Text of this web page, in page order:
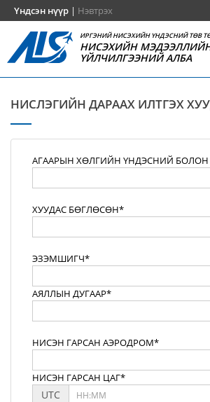
Үндсэн нүүр | Нэвтрэх
ИРГЭНИЙ НИСЭХИЙН ҮНДЭСНИЙ ТӨВ
НИСЭХИЙН
ҮЙЛЧИЛГЭЭНИЙ АЛБА
НИСЛЭГИЙН ДАРААХ ИЛТГЭХ
АГААРЫН ХӨЛГИЙН ҮНДЭСНИЙ БОЛОН
ХУУДАС БӨГЛӨСӨН*
ЭЗЭМШИГЧ*
АЯЛЛЫН ДУГААР*
НИСЭН ГАРСАН АЭРОДРОМ*
НИСЭН ГАРСАН ЦАГ*
UTC